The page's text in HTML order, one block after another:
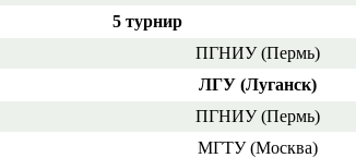
5 турнир
ПГНИУ (Пермь)
ЛГУ (Луганск)
ПГНИУ (Пермь)
МГТУ (Москва)